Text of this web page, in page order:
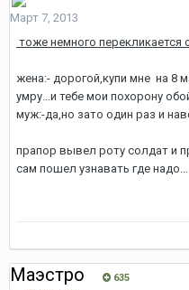
Март 7, 2013
тоже немного перекликается
жена:- дорогой,купи мне на 8
умру...и тебе мои похорону
муж:-да,но зато один раз и
прапор вывел роту солдат и
сам пошел узнавать где надо...
Маэстро 635